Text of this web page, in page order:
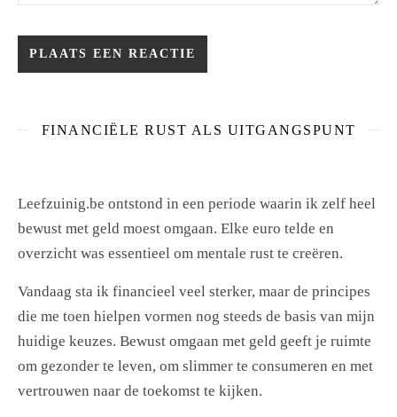
FINANCIËLE RUST ALS UITGANGSPUNT
Leefzuinig.be ontstond in een periode waarin ik zelf heel
bewust met geld moest omgaan. Elke euro telde en
overzicht was essentieel om mentale rust te creëren.
Vandaag sta ik financieel veel sterker, maar de principes
die me toen hielpen vormen nog steeds de basis van mijn
huidige keuzes. Bewust omgaan met geld geeft je ruimte
om gezonder te leven, om slimmer te consumeren en met
vertrouwen naar de toekomst te kijken.